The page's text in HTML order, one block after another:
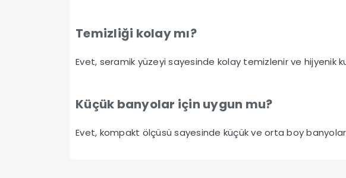
Temizliği kolay mı?
Evet, seramik yüzeyi sayesinde kolay temizlenir ve hijyenik
Küçük banyolar için uygun mu?
Evet, kompakt ölçüsü sayesinde küçük ve orta boy